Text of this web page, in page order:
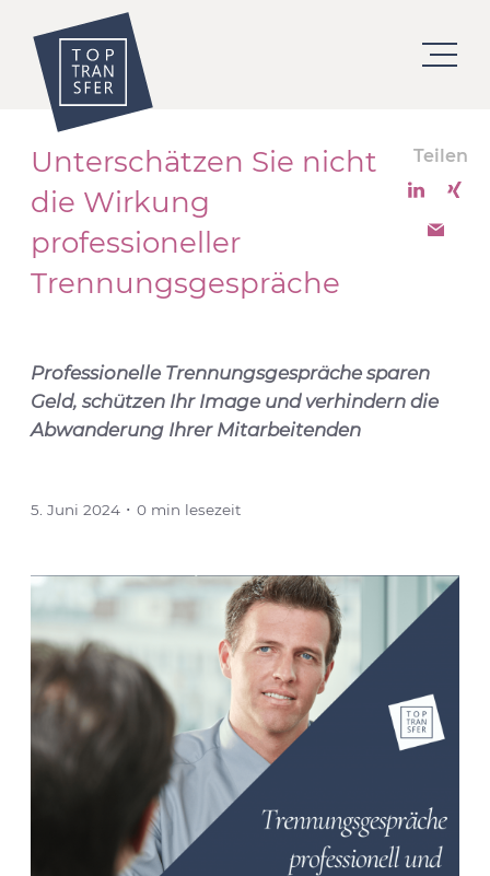
Teilen
Unterschätzen Sie nicht
die Wirkung
professioneller
Trennungsgespräche
Professionelle Trennungsgespräche sparen
Geld, schützen Ihr Image und verhindern die
Abwanderung Ihrer Mitarbeitenden
5. Juni 2024 ･ 0 min lesezeit